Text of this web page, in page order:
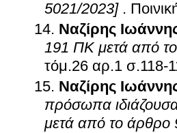
5021/2023] .
Ναζίρης
191 ΠΚ μετά από
τόμ.26 αρ.1
Ναζίρης
πρόσωπα
μετά από το